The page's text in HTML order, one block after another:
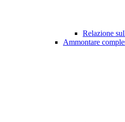
Relazione
Ammontare